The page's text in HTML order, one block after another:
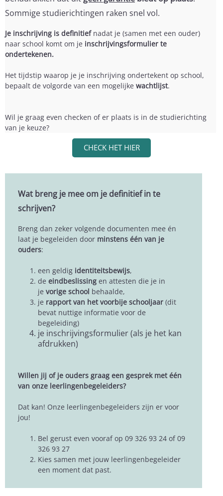
Sommige studierichtingen raken snel vol.
Je inschrijving is definitief nadat je (samen met een ouder)
naar school komt om je inschrijvingsformulier te
ondertekenen.
Het tijdstip waarop je je inschrijving ondertekent op school,
bepaalt de volgorde van een mogelijke wachtlijst.
Wil je graag even checken of er plaats is in de studierichting
van je keuze?
CHECK HET HIER
Wat breng je mee om je definitief in te
schrijven?
Breng dan zeker volgende documenten mee én
laat je begeleiden door minstens één van je
ouders:
een geldig identiteitsbewijs,
de eindbeslissing en attesten die je in
je vorige school behaalde,
je rapport van het voorbije schooljaar (dit
bevat nuttige informatie voor de
begeleiding)
je inschrijvingsformulier (als je het kan
afdrukken)
Willen jij of je ouders graag een gesprek met één
van onze leerlingenbegeleiders?
Dat kan! Onze leerlingenbegeleiders zijn er voor
jou!
Bel gerust even vooraf op 09 326 93 24 of 09
326 93 27
Kies samen met jouw leerlingenbegeleider
een moment dat past.